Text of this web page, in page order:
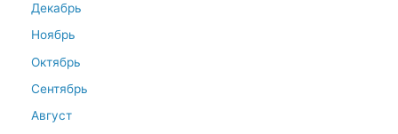
Декабрь
Ноябрь
Октябрь
Сентябрь
Август